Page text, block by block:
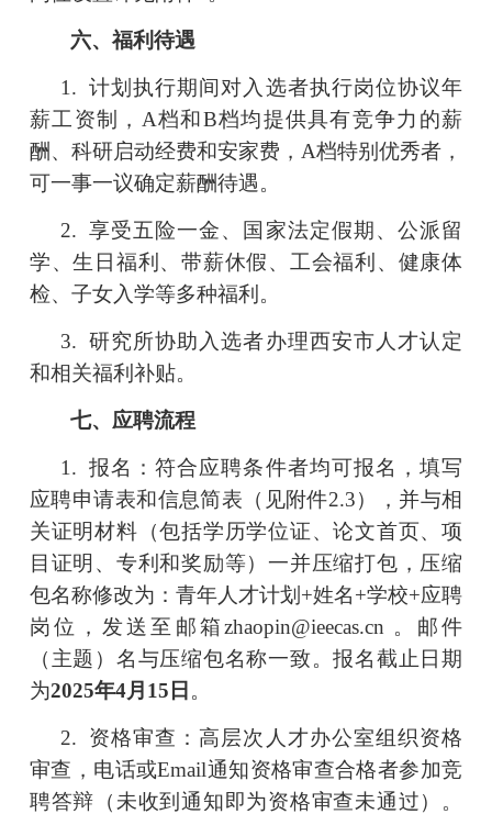
六、福利待遇
1. 计划执行期间对入选者执行岗位协议年
薪工资制， A档和B档均提供具有竞争力的薪
酬、科研启动经费和安家费， A档特别优秀者，
可一事一议确定薪酬待遇。
2. 享受五险一金、 国家法定假期、 公派留
学、生日福利、带薪休假、工会福利、健康体
检、 子女入学等多种福利。
3. 研究所协助入选者办理西安市人才认定
和相关福利补贴。
七、应聘流程
1. 报名：符合应聘条件者均可报名，填写
应聘申请表和信息简表（见附件2.3），并与相
关证明材料（包括学历学位证、论文首页、项
目证明、专利和奖励等）一并压缩打包，压缩
包名称修改为：青年人才计划 +姓名+学校+应聘
岗位，发送至邮箱zhaopin@ieecas.cn 。邮件
（主题）名与压缩包名称一致。报名截 止 日期
为2025年4月 15 日 。
2. 资格审查：高层次人才办公室组织资格
审查，电话或Email通知资格审查合格者参加竞
聘答辩（未收到通知即为资格审查未通过）。